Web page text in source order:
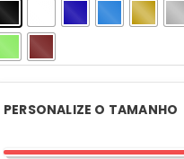
PERSONALIZE O TAMANHO